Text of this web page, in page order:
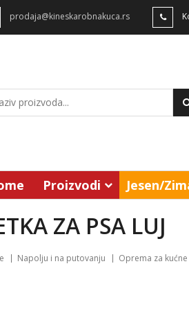
prodaja@kineskarobnakuca.rs
Proizvodi Jesen/
ZA PSA LUJ
Napolju i na putovanju Oprema za